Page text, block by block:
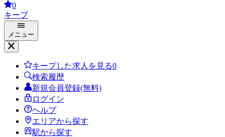
0
キープ
メニュー
キープした求人を見る0
検索履歴
新規会員登録(無料)
ログイン
ヘルプ
エリアから探す
駅から探す